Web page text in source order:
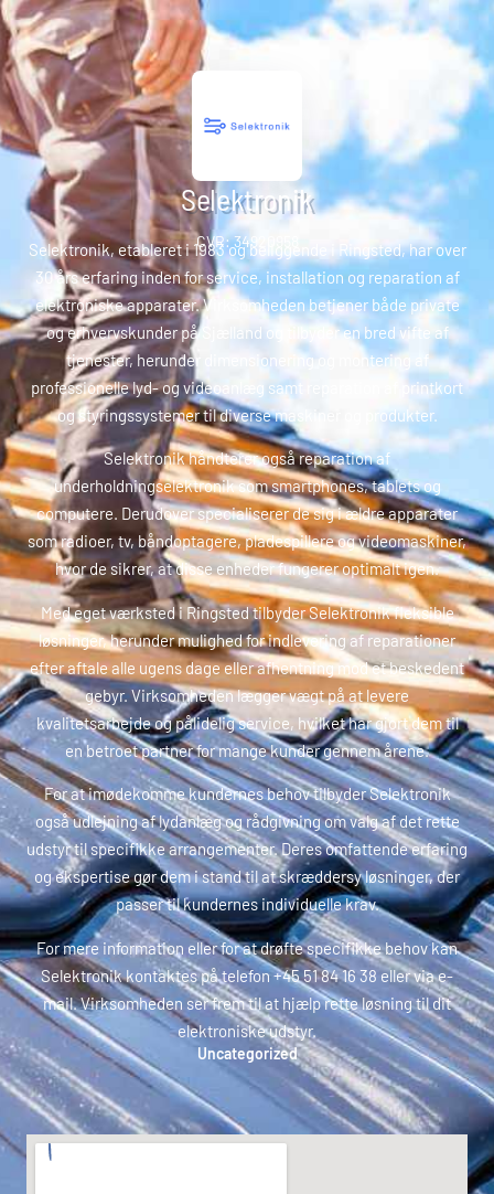
Selektronik
CVR: 34920958
Selektronik, etableret i 1983 og beliggende i Ringsted, har over
30 års erfaring inden for service, installation og reparation af
elektroniske apparater. Virksomheden betjener både private
og erhvervskunder på Sjælland og tilbyder en bred vifte af
tjenester, herunder dimensionering og montering af
professionelle lyd- og videoanlæg samt reparation af printkort
og styringssystemer til diverse maskiner og produkter.
Selektronik håndterer også reparation af
underholdningselektronik som smartphones, tablets og
computere. Derudover specialiserer de sig i ældre apparater
som radioer, tv, båndoptagere, pladespillere og videomaskiner,
hvor de sikrer, at disse enheder fungerer optimalt igen.
Med eget værksted i Ringsted tilbyder Selektronik fleksible
løsninger, herunder mulighed for indlevering af reparationer
efter aftale alle ugens dage eller afhentning mod et beskedent
gebyr. Virksomheden lægger vægt på at levere
kvalitetsarbejde og pålidelig service, hvilket har gjort dem til
en betroet partner for mange kunder gennem årene.
For at imødekomme kundernes behov tilbyder Selektronik
også udlejning af lydanlæg og rådgivning om valg af det rette
udstyr til specifikke arrangementer. Deres omfattende erfaring
og ekspertise gør dem i stand til at skræddersy løsninger, der
passer til kundernes individuelle krav.
For mere information eller for at drøfte specifikke behov kan
Selektronik kontaktes på telefon +45 51 84 16 38 eller via e-
mail. Virksomheden ser frem til at hjælp rette løsning til dit
elektroniske udstyr.
Uncategorized